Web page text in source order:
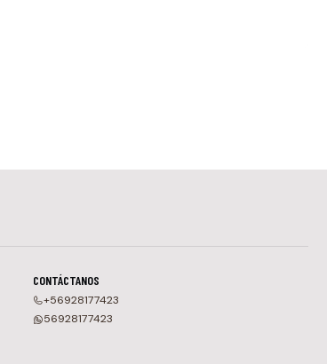
CONTÁCTANOS
+56928177423
56928177423